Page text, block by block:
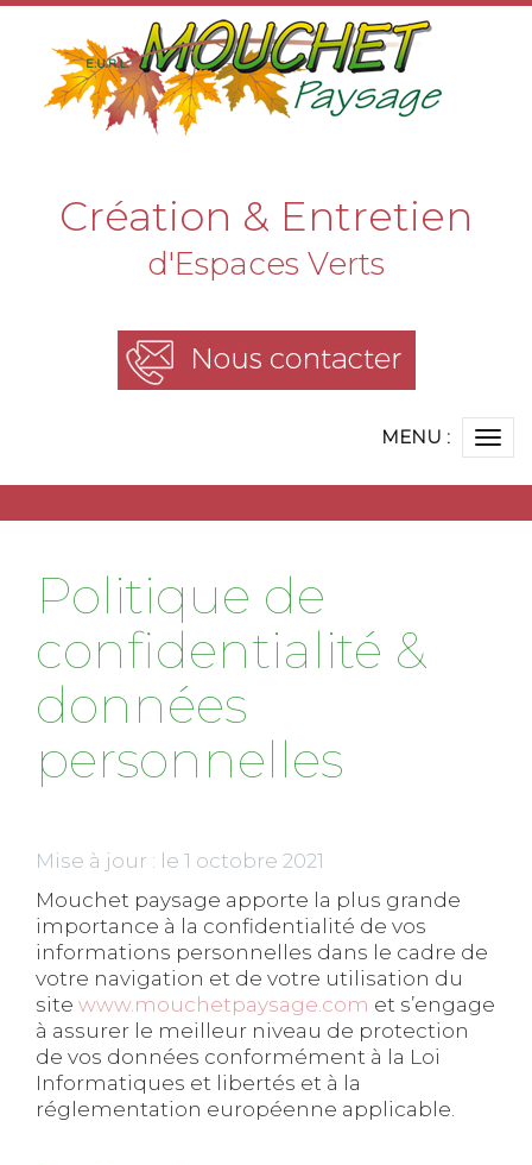
Création & Entretien
d'Espaces Verts
MENU :
Politique de
confidentialité &
données
personnelles
Mise à jour : le 1 octobre 2021
Mouchet paysage apporte la plus grande
importance à la confidentialité de vos
informations personnelles dans le cadre de
votre navigation et de votre utilisation du
site www.mouchetpaysage.com et s’engage
à assurer le meilleur niveau de protection
de vos données conformément à la Loi
Informatiques et libertés et à la
réglementation européenne applicable.